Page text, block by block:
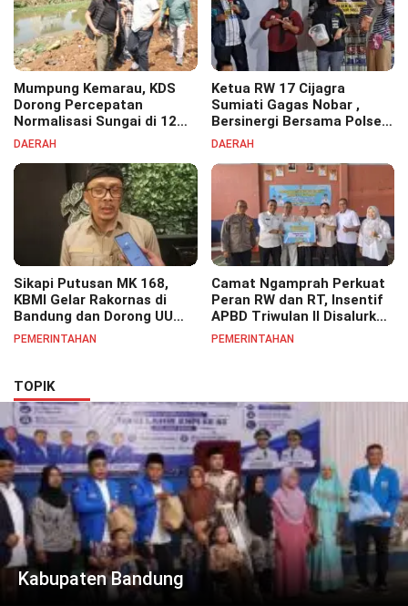
Mumpung Kemarau, KDS
Dorong Percepatan
Normalisasi Sungai di 12
Kecamatan Tekan Resiko
DAERAH
Ketua RW 17 Cijagra
Sumiati Gagas Nobar ,
Bersinergi Bersama Polsek
Bojongsoang Semarakkan
DAERAH
Sikapi Putusan MK 168,
KBMI Gelar Rakornas di
Bandung dan Dorong UU
Perlindungan Pekerja
PEMERINTAHAN
Camat Ngamprah Perkuat
Peran RW dan RT, Insentif
APBD Triwulan II Disalurkan
untuk Tingkatkan
PEMERINTAHAN
TOPIK
Kabupaten Bandung